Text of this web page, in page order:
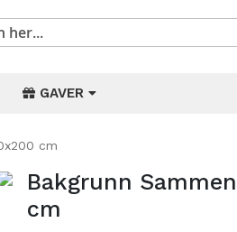
GAVER
cm
Bakgrunn
cm
Gå
begynnelsen